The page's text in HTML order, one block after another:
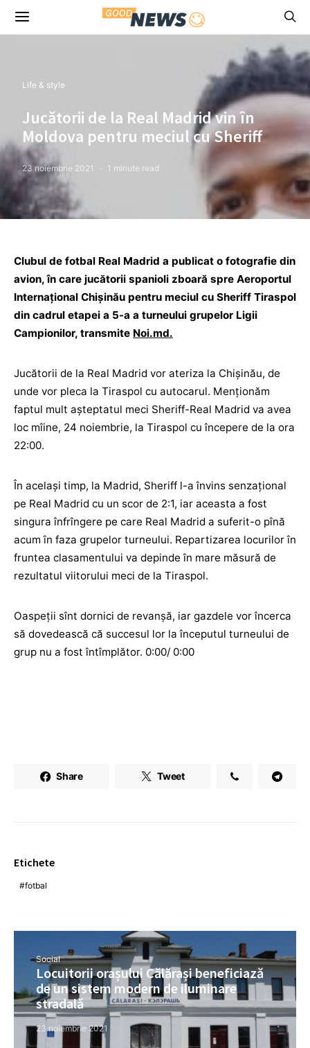
Life & style
Jucătorii de la Real Madrid vin în
Moldova pentru meciul cu Sheriff
23 noiembrie 2021 1 minute read
Clubul de fotbal Real Madrid a publicat o fotografie din
avion, în care jucătorii spanioli zboară spre Aeroportul
Internațional Chișinău pentru meciul cu Sheriff Tiraspol
din cadrul etapei a 5-a a turneului grupelor Ligii
Campionilor, transmite Noi.md.
Jucătorii de la Real Madrid vor ateriza la Chișinău, de
unde vor pleca la Tiraspol cu autocarul. Menționăm
faptul mult așteptatul meci Sheriff-Real Madrid va avea
loc mîine, 24 noiembrie, la Tiraspol cu începere de la ora
22:00.
În același timp, la Madrid, Sheriff l-a învins senzațional
pe Real Madrid cu un scor de 2:1, iar aceasta a fost
singura înfrîngere pe care Real Madrid a suferit-o pînă
acum în faza grupelor turneului. Repartizarea locurilor în
fruntea clasamentului va depinde în mare măsură de
rezultatul viitorului meci de la Tiraspol.
Oaspeții sînt dornici de revanșă, iar gazdele vor încerca
să dovedească că succesul lor la începutul turneului de
grup nu a fost întîmplător. 0:00/ 0:00
Share Tweet
Etichete
fotbal
Social
Locuitorii orașului Călărași beneficiază
de un sistem modern de iluminare
stradală
23 noiembrie 2021